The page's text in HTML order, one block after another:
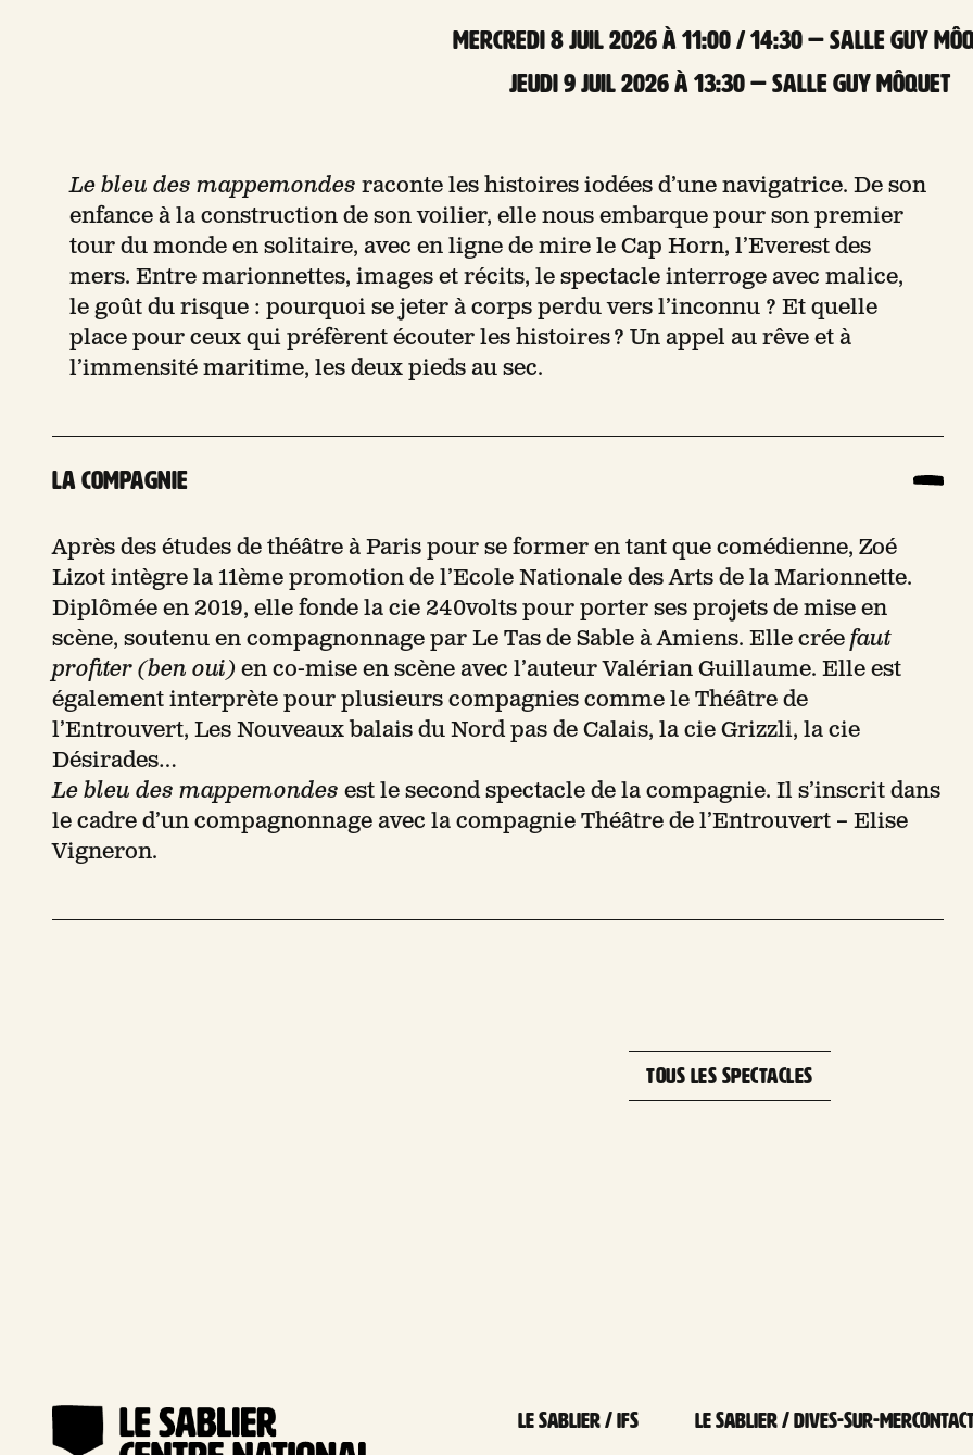
mercredi 8 Juil 2026 à 11:00 / 14:30 — Salle Guy
jeudi 9 Juil 2026 à 13:30 — Salle Guy Môquet
Le bleu des mappemondes raconte les histoires iodées d’une navigatrice. De son
enfance à la construction de son voilier, elle nous embarque pour son premier
tour du monde en solitaire, avec en ligne de mire le Cap Horn, l’Everest des
mers. Entre marionnettes, images et récits, le spectacle interroge avec malice,
le goût du risque : pourquoi se jeter à corps perdu vers l’inconnu ? Et quelle
place pour ceux qui préfèrent écouter les histoires ? Un appel au rêve et à
l’immensité maritime, les deux pieds au sec.
La compagnie
Après des études de théâtre à Paris pour se former en tant que comédienne, Zoé
Lizot intègre la 11ème promotion de l’Ecole Nationale des Arts de la Marionnette.
Diplômée en 2019, elle fonde la cie 240volts pour porter ses projets de mise en
scène, soutenu en compagnonnage par Le Tas de Sable à Amiens. Elle créefaut
profiter (ben oui)en co-mise en scène avec l’auteur Valérian Guillaume. Elle est
également interprète pour plusieurs compagnies comme le Théâtre de
l’Entrouvert, Les Nouveaux balais du Nord pas de Calais, la cie Grizzli, la cie
Désirades…
Le bleu des mappemondes est le second spectacle de la compagnie. Il s’inscrit dans
le cadre d’un compagnonnage avec la compagnie Théâtre de l’Entrouvert – Elise
Vigneron.
TOUS LES SPECTACLES
Le Sablier / Ifs Le Sablier / Dives-sur-mer